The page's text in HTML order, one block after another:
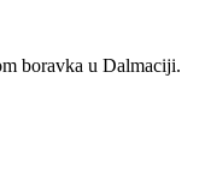
boravka u Dalmaciji.